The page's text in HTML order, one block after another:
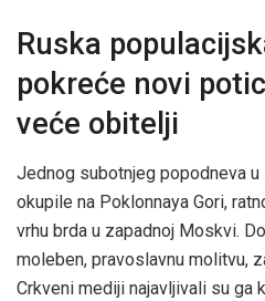
Ruska
pokreće novi
veće obitelji
Jednog subotnjeg popodneva
okupile na Poklonnaya Gori,
vrhu brda u zapadnoj Moskvi.
moleben, pravoslavnu molitvu,
Crkveni mediji najavljivali su ga